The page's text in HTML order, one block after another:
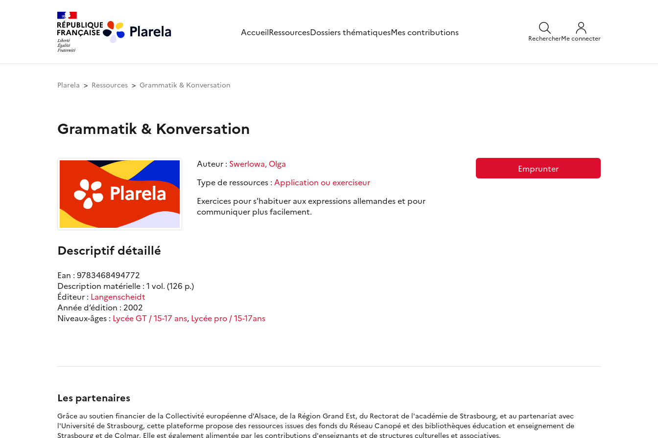
AccueilRessourcesDossiers thématiquesMes contributions
RechercherMe connecter
Plarela Ressources Grammatik & Konversation
Grammatik & Konversation
Auteur : Swerlowa, Olga
Type de ressources : Application ou exerciseur
Exercices pour s'habituer aux expressions allemandes et pour
communiquer plus facilement.
Emprunter
Descriptif détaillé
Ean : 9783468494772
Description matérielle : 1 vol. (126 p.)
Éditeur : Langenscheidt
Année d’édition : 2002
Niveaux-âges : Lycée GT / 15-17 ans, Lycée pro / 15-17ans
Les partenaires
Grâce au soutien financier de la Collectivité européenne d'Alsace, de la Région Grand Est, du Rectorat de l'académie de Strasbourg, et au partenariat avec
l'Université de Strasbourg, cette plateforme propose des ressources issues des fonds du Réseau Canopé et des bibliothèques éducation et enseignement de
Strasbourg et de Colmar. Elle est également alimentée par les contributions d'enseignants et de structures culturelles et associatives.